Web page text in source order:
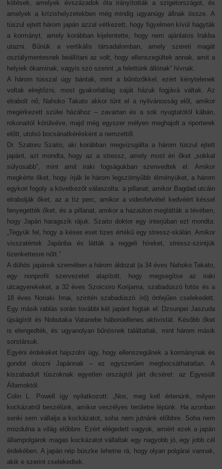
kötések, amelyek évszázadok óta irányították a szigetországot, és
amelyek a krízishelyzetekben még mindig ugyanúgy állnak össze. A
túszul ejtett három japán azzal vétkezett, hogy figyelmen kívül hagyták
a kormányt, amely korábban kijelentette, hogy nem ajánlatos Irakba
utazni. Bűnük a vertikális társadalomban, amely szereti magát
osztálymentesnek beállítani az volt, hogy ellenszegültek annak, amit a
helyiek ókaminak, vagyis szó szerint „a felettünk állónak” hívnak.
A három tússzal úgy bántak, mint a bűnözőkkel, ezért kénytelenek
voltak elrejtőzni, most gyakorlatilag saját házuk fogjává váltak. Az
elrabolt nő, Nahoko Takato akkor tűnt el a nyilvánosság elől, amikor
megérkezett szülei házához – zavartan és a sok nyugtatótól kábán,
rokonaitól körülvéve, majd még egyszer mélyen meghajolt a riporterek
előtt, utolsó bocsánatkérésként a nemzettől.
Dr. Szatoru Szaito, aki korábban megvizsgálta a három túszul ejtett
japánt, azt mondta, hogy az a stressz, amely most éri őket „sokkal
súlyosabb”, mint amit iraki fogságukban szenvedtek el. Amikor
megkérte őket, hogy írják le három legszörnyűbb élményüket, a három
egykori fogoly a következőt válaszolta: a pillanat, amikor Bagdad utcáin
elrabolják őket, az a tíz perc, amikor a videofelvétel kedvéért késsel
fenyegették őket, és a pillanat, amikor a hazaúton meglátták a tévében,
hogy Japán haragszik rájuk. Szaito doktor egy interjúban ezt mondta:
„Tegyük fel, hogy a késes eset tizes értékű egy stressz-skálán. Amikor
visszatértek Japánba és látták a reggeli híreket, stressz-szintjük
tizenkettesre nőtt.”
A dühös japánok szemében a három áldozat (a 34 éves Nahoko Takato,
egy nonprofit szervezetet alapított, hogy megsegítse az iraki
utcagyerekeket, a 32 éves Szoicsiro Korijama, szabadúszó fotós és a
18 éves Noriaki Imai, szintén szabadúszó író) önfejűen cselekedett.
Egy másik rablás során további két japánt fogtak el: Dzsunpei Jaszuda
újságírót és Nobutaka Vatanebe háborúellenes aktivistát. Később őket
is elengedték, és ugyanolyan bűnösnek találtattak, mint három másik
sorstársuk.
Egyéni érdekeket hajszolni úgy, hogy ellenszegülnek a kormánynak és
gondot okozni Japánnak – ez egyszerűen megbocsáthatatlan. A
kiszabadult túszoknak egyetlen országtól járt dicséret: az Egyesült
Államoktól.
Colin L. Powell így nyilatkozott: „Nos, meg kell értenünk, milyen
kockázatról beszélünk, amikor veszélyes területre lépünk. Ha azonban
senki sem vállalja a kockázatot, soha nem jutnánk előbbre. Soha nem
mozdulna a világ előbbre. Ezért elégedett vagyok, amiért ezek a japán
állampolgárok magas kockázatot vállaltak egy nagyobb jó, egy jobb cél
érdekében. A japán nép büszke lehetne rá, hogy olyan polgárai vannak,
akik e szerint cselekedtek.